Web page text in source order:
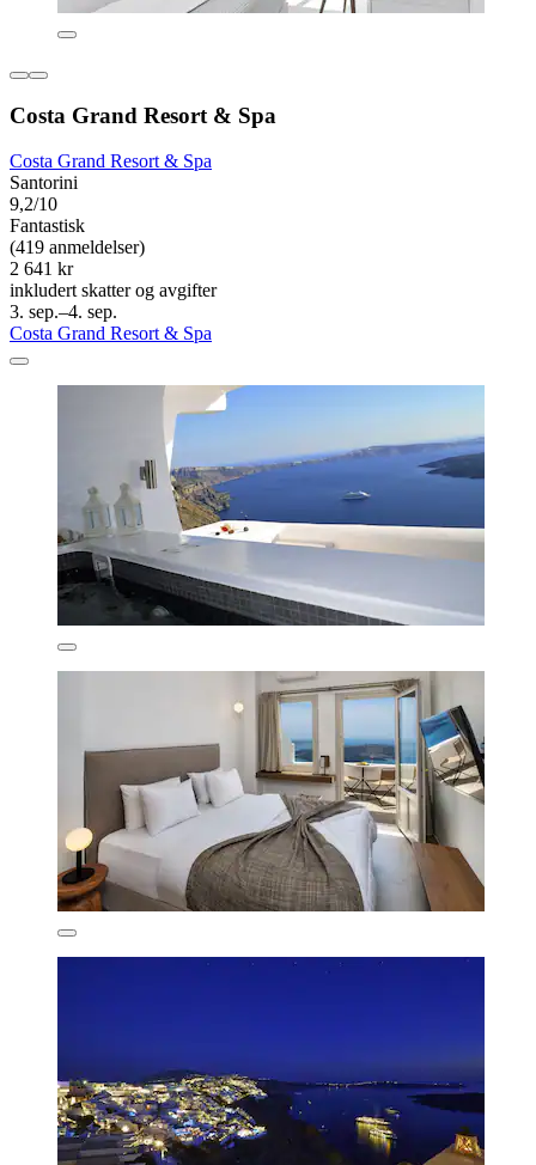
Costa Grand Resort & Spa
Costa Grand Resort & Spa
Santorini
9,2/10
Fantastisk
(419 anmeldelser)
2 641 kr
inkludert skatter og avgifter
3. sep.–4. sep.
Costa Grand Resort & Spa